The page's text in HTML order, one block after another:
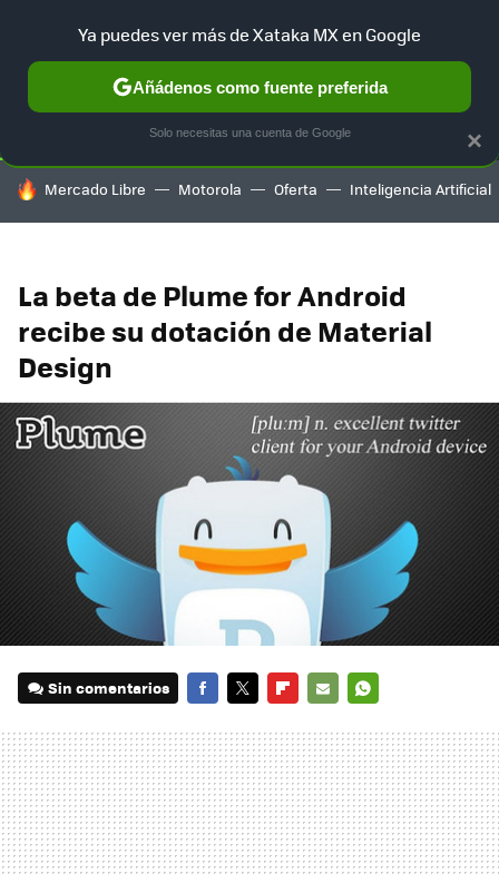
SELECCIÓN GAMING HOME AUTO TERRITORIO
HOY SE HABLA DE
Mercado Libre Motorola Oferta Inteligencia Artificial
La beta de Plume for Android
recibe su dotación de Material
Design
Sin comentarios
MAIL
×
Ya puedes ver más de Xataka MX en Google
Añádenos como fuente preferida
Solo necesitas una cuenta de Google